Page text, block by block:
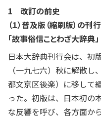
1 改訂の前史
（１）普及版（縮刷版）の
「故事俗信ことわざ大辞典」
日本大辞典刊行会は、初
（一九七六）秋に解散
都文京区後楽）に移して
った。初版は、日本初の
な反響を呼び、各方面か